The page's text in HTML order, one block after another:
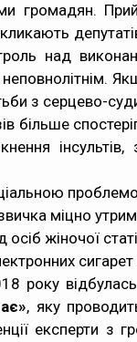
громадян.
над
з серцево-
міцно
жіночої
року
, яку
експерти з